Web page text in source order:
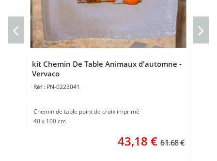
kit Chemin De Table Animaux d'automne -
Vervaco
PN-0223041
Chemin de table point de croix imprimé
40 x 100 cm
43,18 € 61.68 €